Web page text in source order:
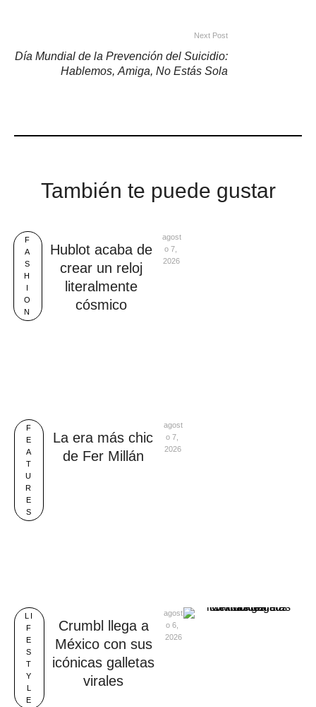
Next Post
Día Mundial de la Prevención del Suicidio:
Hablemos, Amiga, No Estás Sola
También te puede gustar
F
A
S
H
I
O
N
Hublot acaba de
crear un reloj
literalmente
cósmico
agost
o 7,
2026
F
E
A
T
U
R
E
S
La era más chic
de Fer Millán
agost
o 7,
2026
LI
F
E
S
T
Y
L
E
Crumbl llega a
México con sus
icónicas galletas
virales
agost
o 6,
2026